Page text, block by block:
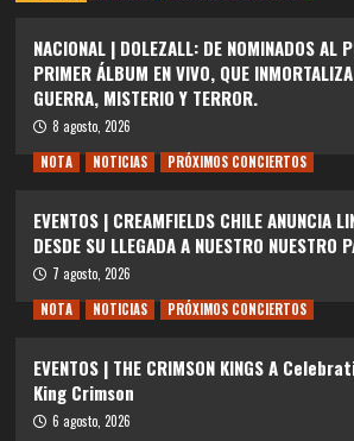
NACIONAL | DOLEZALL: DE NOMINADOS AL
PRIMER ÁLBUM EN VIVO, QUE
GUERRA, MISTERIO Y TERROR.
8 agosto, 2026
NOTA
NOTICIAS PRÓXIMOS CONCIERTOS
EVENTOS | CREAMFIELDS CHILE ANUNCIA
DESDE SU LLEGADA A NUESTRO NUESTRO
7 agosto, 2026
NOTA
NOTICIAS PRÓXIMOS CONCIERTOS
EVENTOS | THE CRIMSON KINGS A
King Crimson
6 agosto, 2026